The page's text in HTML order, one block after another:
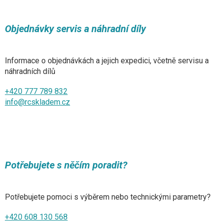
Objednávky servis a náhradní díly
Informace o objednávkách a jejich expedici, včetně servisu a
náhradních dílů
+420 777 789 832
info@rcskladem.cz
Potřebujete s něčím poradit?
Potřebujete pomoci s výběrem nebo technickými parametry?
+420 608 130 568